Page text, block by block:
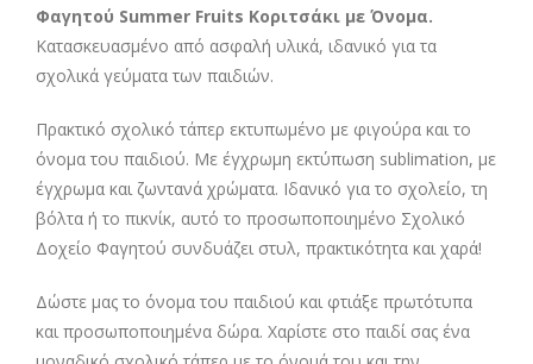
Φαγητού Summer Fruits Κοριτσάκι με Όνομα.
Κατασκευασμένο από ασφαλή υλικά, ιδανικό για τα
σχολικά γεύματα των παιδιών.
Πρακτικό σχολικό τάπερ εκτυπωμένο με φιγούρα και το
όνομα του παιδιού. Με έγχρωμη εκτύπωση sublimation, με
έγχρωμα και ζωντανά χρώματα. Ιδανικό για το σχολείο, τη
βόλτα ή το πικνίκ, αυτό το προσωποποιημένο Σχολικό
Δοχείο Φαγητού συνδυάζει στυλ, πρακτικότητα και χαρά!
Δώστε μας το όνομα του παιδιού και φτιάξε πρωτότυπα
και προσωποποιημένα δώρα. Χαρίστε στο παιδί σας ένα